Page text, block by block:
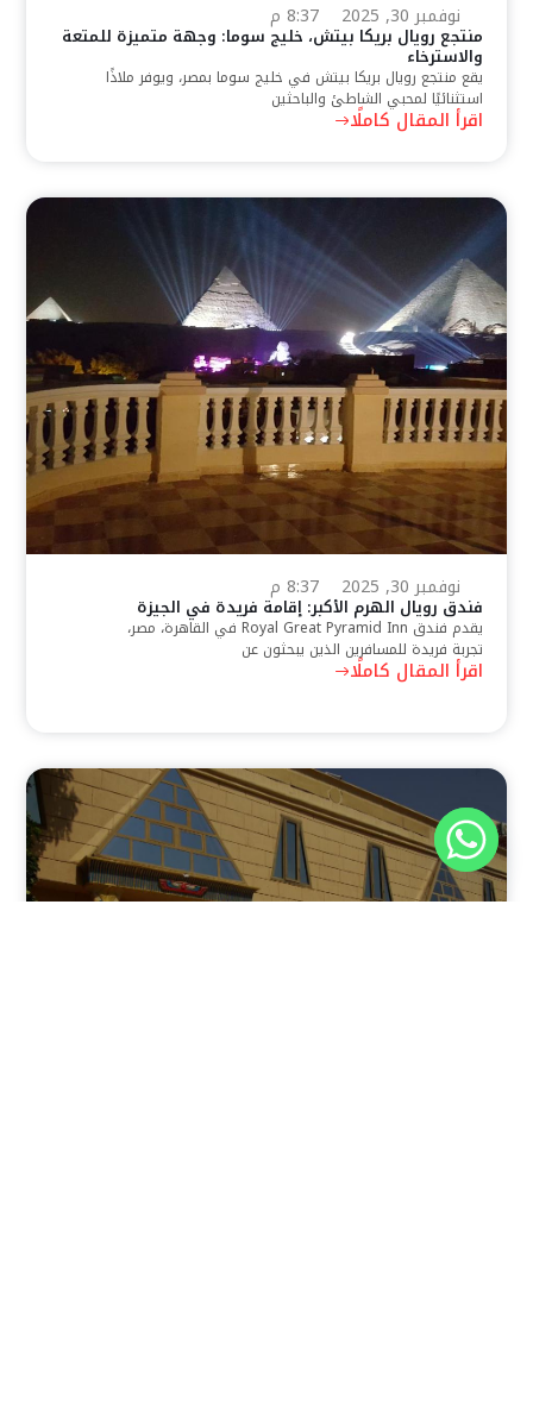
نوفمبر 30, 2025 8:37 م
منتجع رويال بريكا بيتش، خليج سوما: وجهة متميزة للمتعة
والاسترخاء
يقع منتجع رويال بريكا بيتش في خليج سوما بمصر، ويوفر ملاذًا
استثنائيًا لمحبي الشاطئ والباحثين
اقرأ المقال كاملًا
نوفمبر 30, 2025 8:37 م
فندق رويال الهرم الأكبر: إقامة فريدة في الجيزة
يقدم فندق Royal Great Pyramid Inn في القاهرة، مصر،
تجربة فريدة للمسافرين الذين يبحثون عن
اقرأ المقال كاملًا